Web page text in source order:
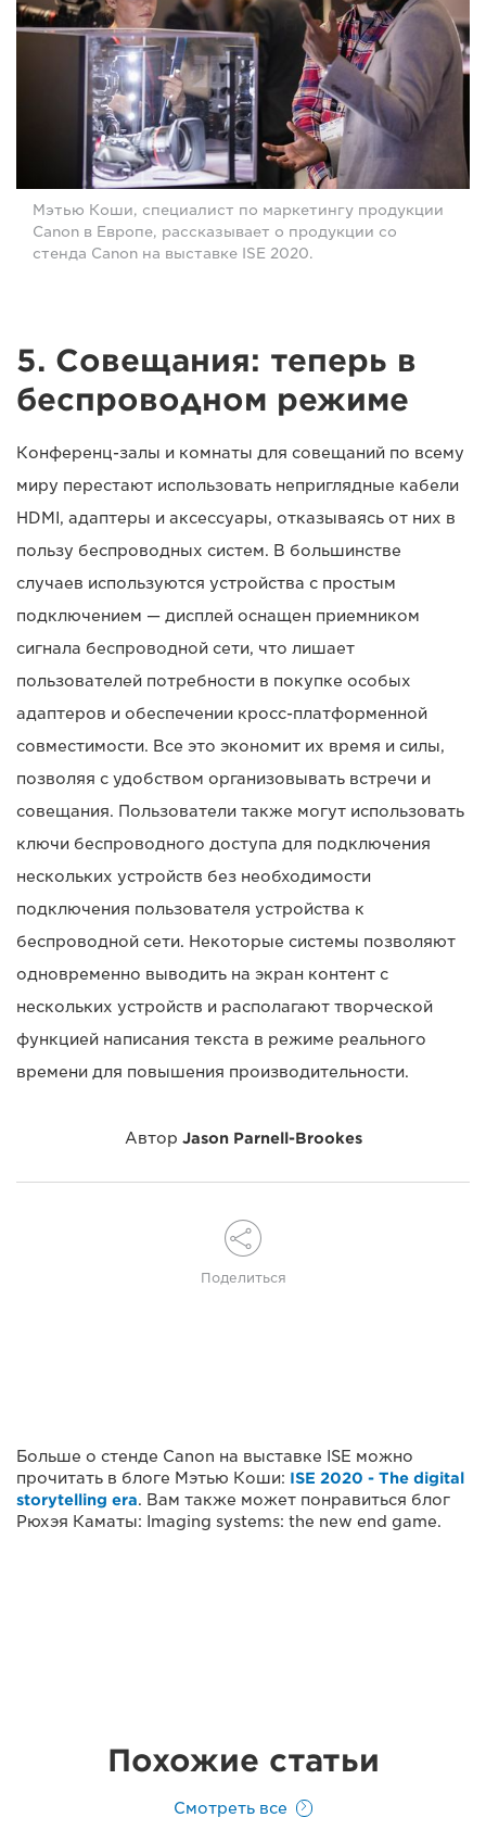
Мэтью Коши, специалист по маркетингу продукции
Canon в Европе, рассказывает о продукции со
стенда Canon на выставке ISE 2020.
5. Совещания: теперь в
беспроводном режиме
Конференц-залы и комнаты для совещаний по всему
миру перестают использовать неприглядные кабели
HDMI, адаптеры и аксессуары, отказываясь от них в
пользу беспроводных систем. В большинстве
случаев используются устройства с простым
подключением — дисплей оснащен приемником
сигнала беспроводной сети, что лишает
пользователей потребности в покупке особых
адаптеров и обеспечении кросс-платформенной
совместимости. Все это экономит их время и силы,
позволяя с удобством организовывать встречи и
совещания. Пользователи также могут использовать
ключи беспроводного доступа для подключения
нескольких устройств без необходимости
подключения пользователя устройства к
беспроводной сети. Некоторые системы позволяют
одновременно выводить на экран контент с
нескольких устройств и располагают творческой
функцией написания текста в режиме реального
времени для повышения производительности.
Автор Jason Parnell-Brookes
Поделиться
Больше о стенде Canon на выставке ISE можно
прочитать в блоге Мэтью Коши: ISE 2020 - The digital
storytelling era. Вам также может понравиться блог
Рюхэя Каматы: Imaging systems: the new end game.
Похожие статьи
Смотреть все